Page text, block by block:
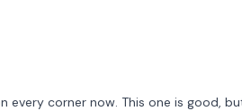
every corner now. This one is good,